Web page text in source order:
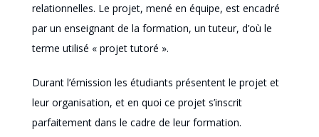
relationnelles. Le projet, mené en équipe, est encadré
par un enseignant de la formation, un tuteur, d’où le
terme utilisé « projet tutoré ».
Durant l’émission les étudiants présentent le projet et
leur organisation, et en quoi ce projet s’inscrit
parfaitement dans le cadre de leur formation.